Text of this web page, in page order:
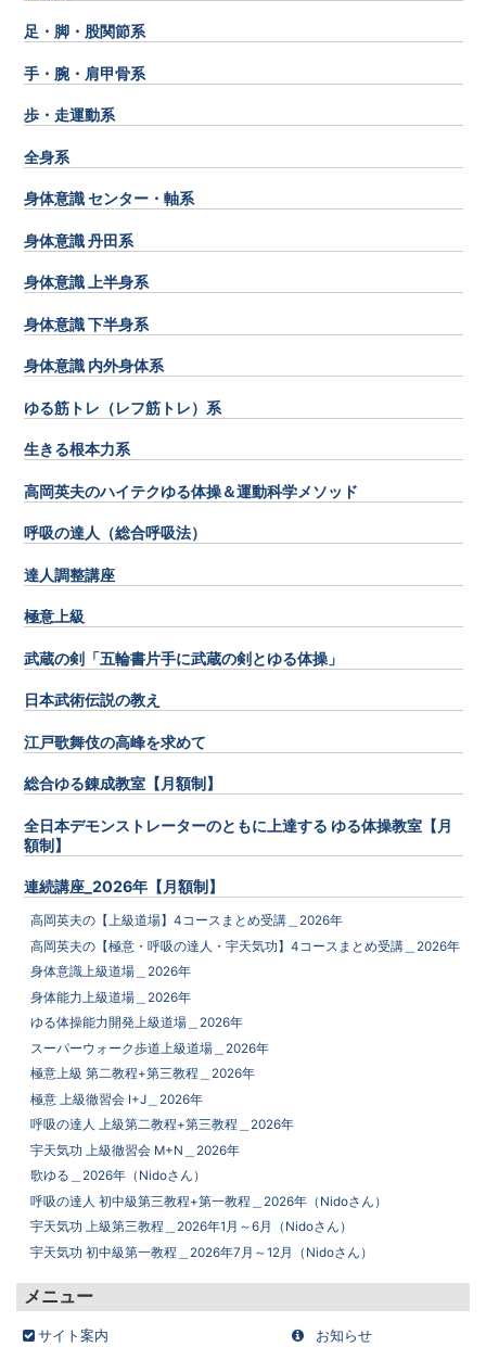
足・脚・股関節系
手・腕・肩甲骨系
歩・走運動系
全身系
身体意識 センター・軸系
身体意識 丹田系
身体意識 上半身系
身体意識 下半身系
身体意識 内外身体系
ゆる筋トレ（レフ筋トレ）系
生きる根本力系
高岡英夫のハイテクゆる体操＆運動科学メソッド
呼吸の達人（総合呼吸法）
達人調整講座
極意上級
武蔵の剣「五輪書片手に武蔵の剣とゆる体操」
日本武術伝説の教え
江戸歌舞伎の高峰を求めて
総合ゆる錬成教室【月額制】
全日本デモンストレーターのともに上達する ゆる体操教室【月
額制】
連続講座_2026年【月額制】
高岡英夫の【上級道場】4コースまとめ受講＿2026年
高岡英夫の【極意・呼吸の達人・宇天気功】4コースまとめ受講＿2026年
身体意識上級道場＿2026年
身体能力上級道場＿2026年
ゆる体操能力開発上級道場＿2026年
スーパーウォーク歩道上級道場＿2026年
極意上級 第二教程+第三教程＿2026年
極意 上級徹習会 I+J＿2026年
呼吸の達人 上級第二教程+第三教程＿2026年
宇天気功 上級徹習会 M+N＿2026年
歌ゆる＿2026年（Nidoさん）
呼吸の達人 初中級第三教程+第一教程＿2026年（Nidoさん）
宇天気功 上級第三教程＿2026年1月～6月（Nidoさん）
宇天気功 初中級第一教程＿2026年7月～12月（Nidoさん）
メニュー
サイト案内
お知らせ